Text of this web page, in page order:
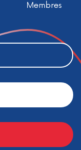
Membres